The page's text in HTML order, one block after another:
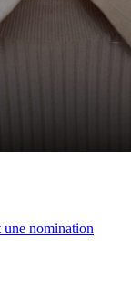
nomination